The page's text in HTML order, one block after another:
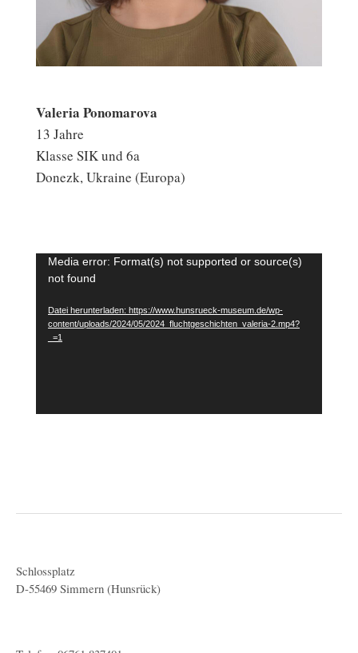
Valeria Ponomarova
13 Jahre
Klasse SIK und 6a
Donezk, Ukraine (Europa)
Video-
Player
Media error: Format(s) not supported or source(s)
not found
Datei herunterladen: https://www.hunsrueck-museum.de/wp-
content/uploads/2024/05/2024_fluchtgeschichten_valeria-2.mp4?
_=1
Schlossplatz
D-55469 Simmern (Hunsrück)